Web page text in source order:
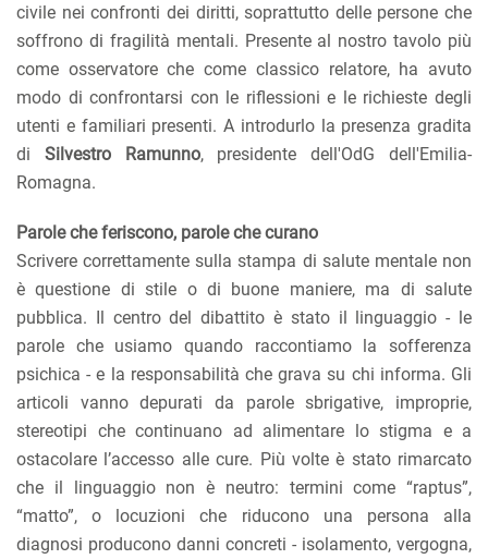
civile nei confronti dei diritti, soprattutto delle persone che
soffrono di fragilità mentali. Presente al nostro tavolo più
come osservatore che come classico relatore, ha avuto
modo di confrontarsi con le riflessioni e le richieste degli
utenti e familiari presenti. A introdurlo la presenza gradita
di Silvestro Ramunno, presidente dell'OdG dell'Emilia-
Romagna.
Parole che feriscono, parole che curano
Scrivere correttamente sulla stampa di salute mentale non
è questione di stile o di buone maniere, ma di salute
pubblica. Il centro del dibattito è stato il linguaggio - le
parole che usiamo quando raccontiamo la sofferenza
psichica - e la responsabilità che grava su chi informa. Gli
articoli vanno depurati da parole sbrigative, improprie,
stereotipi che continuano ad alimentare lo stigma e a
ostacolare l’accesso alle cure. Più volte è stato rimarcato
che il linguaggio non è neutro: termini come “raptus”,
“matto”, o locuzioni che riducono una persona alla
diagnosi producono danni concreti - isolamento, vergogna,